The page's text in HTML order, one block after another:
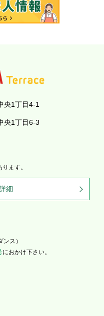
央1丁目4-1
央1丁目6-3
ます。
細
ス）
におかけ下さい。